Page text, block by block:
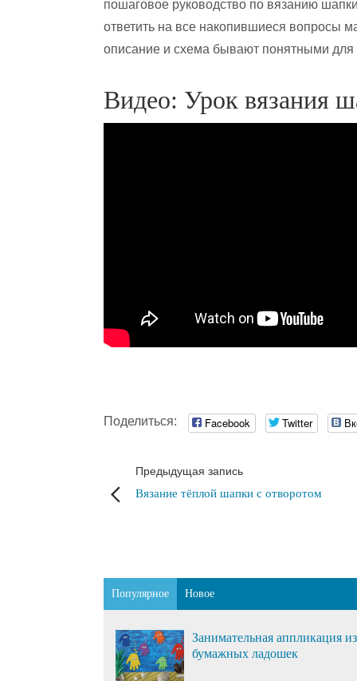
пошаговое руководство по вязанию
ответить на все накопившиеся вопросы
описание и схема бывают понятными для
Видео: Урок вязания
Поделиться: Facebook Twitter
Предыдущая запись
Вязание тёплой шапки с отворотом
Популярное Новое
Занимательная аппликация из
бумажных ладошек